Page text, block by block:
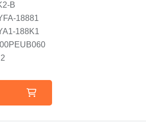
B
18881
188K1